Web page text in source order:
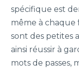
spécifique est
même à chaque
sont des petites
ainsi réussir à
mots de passes,